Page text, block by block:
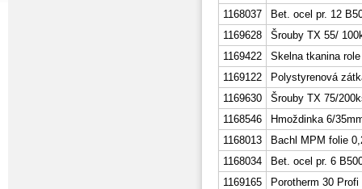
1168037
Bet. ocel pr. 12
1169628
Šrouby TX 55/
1169422
Skelna tkanina
1169122
Polystyrenová
1169630
Šrouby TX 75/
1168546
Hmoždinka 6/
1168013
Bachl MPM folie
1168034
Bet. ocel pr. 6
1169165
Porotherm 30